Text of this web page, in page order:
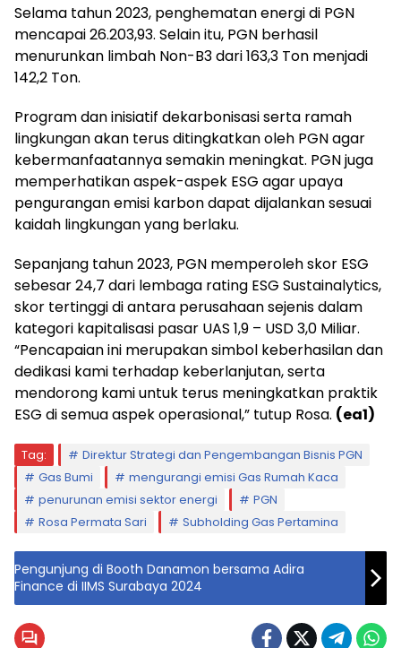
Selama tahun 2023, penghematan energi di PGN
mencapai 26.203,93. Selain itu, PGN berhasil
menurunkan limbah Non-B3 dari 163,3 Ton menjadi
142,2 Ton.
Program dan inisiatif dekarbonisasi serta ramah
lingkungan akan terus ditingkatkan oleh PGN agar
kebermanfaatannya semakin meningkat. PGN juga
memperhatikan aspek-aspek ESG agar upaya
pengurangan emisi karbon dapat dijalankan sesuai
kaidah lingkungan yang berlaku.
Sepanjang tahun 2023, PGN memperoleh skor ESG
sebesar 24,7 dari lembaga rating ESG Sustainalytics,
skor tertinggi di antara perusahaan sejenis dalam
kategori kapitalisasi pasar UAS 1,9 – USD 3,0 Miliar.
“Pencapaian ini merupakan simbol keberhasilan dan
dedikasi kami terhadap keberlanjutan, serta
mendorong kami untuk terus meningkatkan praktik
ESG di semua aspek operasional,” tutup Rosa. (ea1)
Tag:
Direktur Strategi dan Pengembangan Bisnis PGN
Gas Bumi
mengurangi emisi Gas Rumah Kaca
penurunan emisi sektor energi
PGN
Rosa Permata Sari
Subholding Gas Pertamina
Pengunjung di Booth Danamon bersama Adira
Finance di IIMS Surabaya 2024